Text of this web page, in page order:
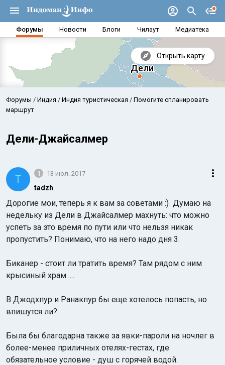
Форумы Новости Блоги Чилаут Медиатека
Открыть карту
Аравийское море
Форумы Индия Индия туристическая
Помогите спланировать
маршрут
Дели-Джайсалмер
T 1 13 июл. 2017
tadzh
Дорогие мои, теперь я к вам за советами :) Думаю на
недельку из Дели в Джайсалмер махнуть: что можно
успеть за это время по пути или что нельзя никак
пропустить? Понимаю, что на него надо дня 3.
Биканер - стоит ли тратить время? Там рядом с ним
крысиный храм ....
В Джодхпур и Ранакпур бы еще хотелось попасть, но
впишутся ли?
Была бы благодарна также за явки-пароли на ночлег в
более-менее приличных отелях-гестах, где
обязательное условие - душ с горячей водой.